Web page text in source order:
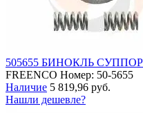
505655 БИНОКЛЬ
FREENCO Номер: 50-5655
Наличие 5 819,96 руб.
Нашли дешевле?